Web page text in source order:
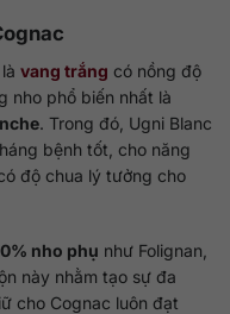
vang trắng có nồng độ
nho phổ biến nhất là
. Trong đó, Ugni Blanc
bệnh tốt, cho năng
độ chua lý tưởng cho
nho phụ như Folignan,
này nhằm tạo sự đa
cho Cognac luôn đạt